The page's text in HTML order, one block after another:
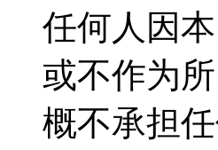
任何人因
或不作为
概不承担